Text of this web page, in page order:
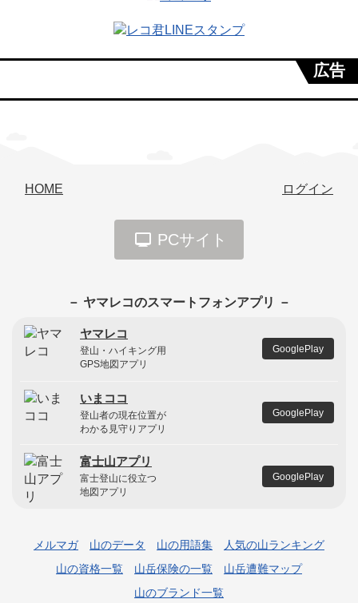
広告
HOME ログイン
PCサイト
－ ヤマレコのスマートフォンアプリ －
ヤマレコ
登山・ハイキング用
GPS地図アプリ
GooglePlay
いまココ
登山者の現在位置が
わかる見守りアプリ
GooglePlay
富士山アプリ
富士登山に役立つ
地図アプリ
GooglePlay
メルマガ 山のデータ 山の用語集
人気の山ランキング
山の資格一覧
山岳保険の一覧
山岳遭難マップ
山のブランド一覧